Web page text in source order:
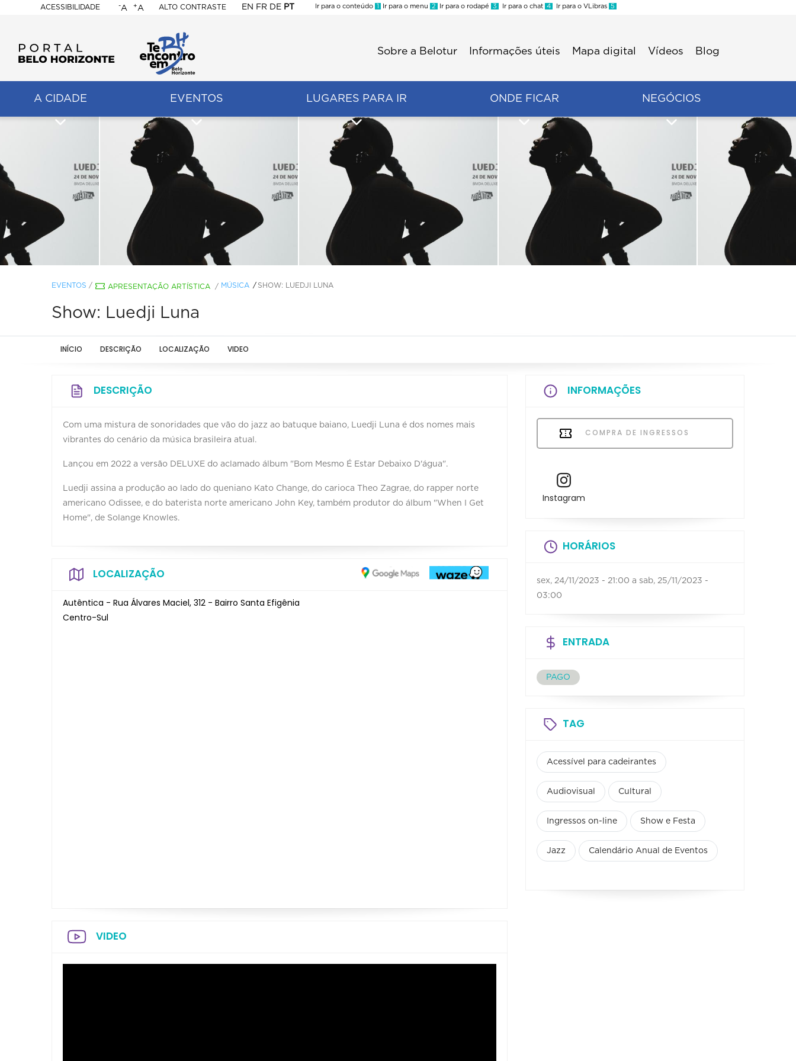
ACESSIBILIDADE
BELO
HORIZONTE
-A +A ALTO CONTRASTE EN FR DE PT
Ir para o conteúdo 1 Ir para o menu 2 Ir para o rodapé 3 Ir para o chat 4 Ir para o VLibras 5
Sobre a Belotur Informações úteis Mapa digital Vídeos Blog
A CIDADE EVENTOS LUGARES PARA IR ONDE FICAR NEGÓCIOS
EVENTOS / APRESENTAÇÃO ARTÍSTICA / MÚSICA SHOW: LUEDJI LUNA
Show: Luedji Luna
INÍCIO DESCRIÇÃO LOCALIZAÇÃO VIDEO
DESCRIÇÃO
Com uma mistura de sonoridades que vão do jazz ao batuque baiano, Luedji Luna é dos nomes mais
vibrantes do cenário da música brasileira atual.
Lançou em 2022 a versão DELUXE do aclamado álbum "Bom Mesmo É Estar Debaixo D'água".
Luedji assina a produção ao lado do queniano Kato Change, do carioca Theo Zagrae, do rapper norte
americano Odissee, e do baterista norte americano John Key, também produtor do álbum "When I Get
Home", de Solange Knowles.
LOCALIZAÇÃO
Autêntica - Rua Álvares Maciel, 312 - Bairro Santa Efigênia
Centro-Sul
VIDEO
INFORMAÇÕES
COMPRA DE INGRESSOS
Instagram
HORÁRIOS
sex, 24/11/2023 - 21:00 a sab, 25/11/2023 -
03:00
ENTRADA
PAGO
TAG
Acessível para cadeirantes
Audiovisual Cultural
Ingressos on-line Show e Festa
Jazz Calendário Anual de Eventos